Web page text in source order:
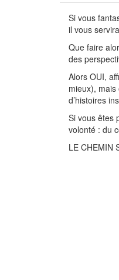
Si vous
il vous
Que faire
des
Alors OUI,
mieux),
d’histoires
Si vous êtes
volonté : du
LE CHEMIN